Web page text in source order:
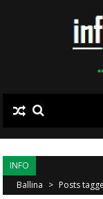
INFO
Ballina > Posts